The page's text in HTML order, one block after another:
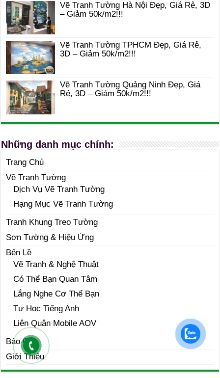
Vẽ Tranh Tường Hà Nội Đẹp, Giá Rẻ, 3D
– Giảm 50k/m2!!!
Vẽ Tranh Tường TPHCM Đẹp, Giá Rẻ,
3D – Giảm 50k/m2!!!
Vẽ Tranh Tường Quảng Ninh Đẹp, Giá
Rẻ, 3D – Giảm 50k/m2!!!
Những danh mục chính:
Trang Chủ
Vẽ Tranh Tường
Dịch Vụ Vẽ Tranh Tường
Hạng Mục Vẽ Tranh Tường
Tranh Khung Treo Tường
Sơn Tường & Hiệu Ứng
Bên Lề
Vẽ Tranh & Nghệ Thuật
Có Thể Bạn Quan Tâm
Lắng Nghe Cơ Thể Bạn
Tự Học Tiếng Anh
Liên Quân Mobile AOV
Báo Giá
Giới Thiệu